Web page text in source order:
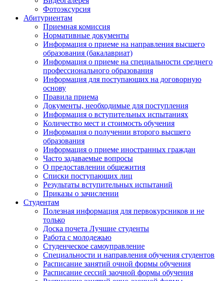
Фотоэксурсия
Абитуриентам
Приемная комиссия
Нормативные документы
Информация о приеме на направления высшего
образования (бакалавриат)
Информация о приеме на специальности среднего
профессионального образования
Информация для поступающих на договорную
основу
Правила приема
Документы, необходимые для поступления
Информация о вступительных испытаниях
Количество мест и стоимость обучения
Информация о получении второго высшего
образования
Информация о приеме иностранных граждан
Часто задаваемые вопросы
О предоставлении общежития
Списки поступающих лиц
Результаты вступительных испытаний
Приказы о зачислении
Студентам
Полезная информация для первокурсников и не
только
Доска почета Лучшие студенты
Работа с молодежью
Студенческое самоуправление
Специальности и направления обучения студентов
Расписание занятий очной формы обучения
Расписание сессий заочной формы обучения